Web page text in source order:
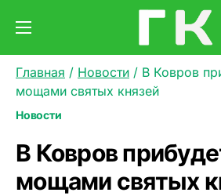
Главная / Новости / В Ковров
мощами святых князей
Новости
В Ковров
мощами святых